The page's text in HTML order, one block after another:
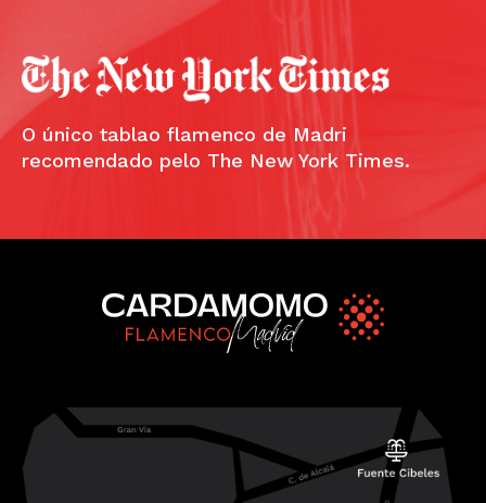
O único tablao flamenco de Madri
recomendado pelo The New York Times.